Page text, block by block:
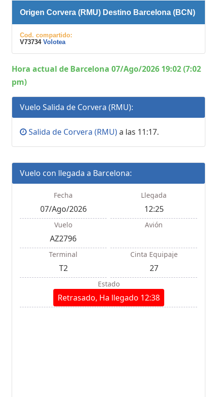
Origen Corvera (RMU) Destino Barcelona (BCN)
Cod. compartido:
V73734 Volotea
Hora actual de Barcelona 07/Ago/2026 19:02 (7:02
pm)
Vuelo Salida de Corvera (RMU):
Salida de Corvera (RMU)a las 11:17.
Vuelo con llegada a Barcelona:
Fecha
07/Ago/2026
Llegada
12:25
Vuelo
AZ2796
Avión
Terminal
T2
Cinta Equipaje
27
Estado
Retrasado, Ha llegado 12:38